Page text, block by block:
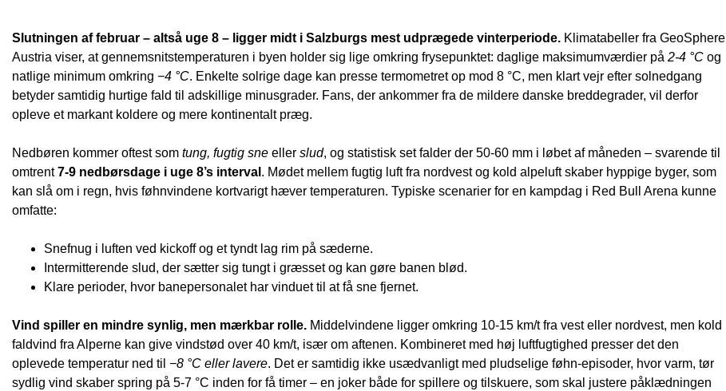
Slutningen af februar – altså uge 8 – ligger midt i Salzburgs mest udprægede vinterperiode. Klimatabeller fra GeoSphere
Austria viser, at gennemsnitstemperaturen i byen holder sig lige omkring frysepunktet: daglige maksimumværdier på 2-4 °C og
natlige minimum omkring −4 °C. Enkelte solrige dage kan presse termometret op mod 8 °C, men klart vejr efter solnedgang
betyder samtidig hurtige fald til adskillige minusgrader. Fans, der ankommer fra de mildere danske breddegrader, vil derfor
opleve et markant koldere og mere kontinentalt præg.
Nedbøren kommer oftest som tung, fugtig sne eller slud, og statistisk set falder der 50-60 mm i løbet af måneden – svarende til
omtrent7-9 nedbørsdage i uge 8’s interval . Mødet mellem fugtig luft fra nordvest og kold alpeluft skaber hyppige byger, som
kan slå om i regn, hvis føhnvindene kortvarigt hæver temperaturen. Typiske scenarier for en kampdag i Red Bull Arena kunne
omfatte:
Snefnug i luften ved kickoff og et tyndt lag rim på sæderne.
Intermitterende slud, der sætter sig tungt i græsset og kan gøre banen blød.
Klare perioder, hvor banepersonalet har vinduet til at få sne fjernet.
Vind spiller en mindre synlig, men mærkbar rolle. Middelvindene ligger omkring 10-15 km/t fra vest eller nordvest, men kold
faldvind fra Alperne kan give vindstød over 40 km/t, især om aftenen. Kombineret med høj luftfugtighed presser det den
oplevede temperatur ned til −8 °C eller lavere. Det er samtidig ikke usædvanligt med pludselige føhn-episoder, hvor varm, tør
sydlig vind skaber spring på 5-7 °C inden for få timer – en joker både for spillere og tilskuere, som skal justere påklædningen